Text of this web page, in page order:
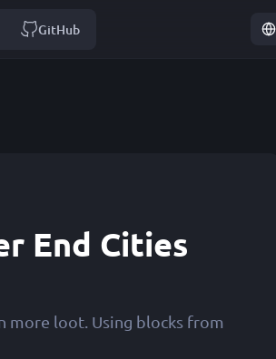
GitHub
End Cities
more loot. Using blocks from